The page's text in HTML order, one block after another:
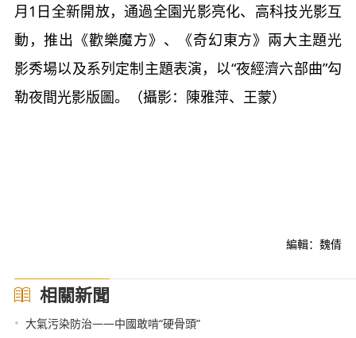
月1日全新開放，通過全園光影亮化、高科技光影互
動，推出《歡樂魔方》、《奇幻東方》兩大主題光
影秀場以及系列定制主題表演，以“夜經濟六部曲”勾
勒夜間光影版圖。（攝影：陳雅萍、王蒙）
編輯：魏倩
相關新聞
• 大氣污染防治——中國敢啃“硬骨頭”